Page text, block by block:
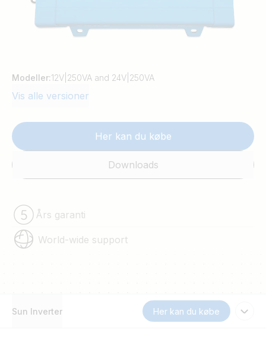
Modeller:12V|250VA and 24V|250VA
Vis alle versioner
Her kan du købe
Downloads
Års garanti
World-wide support
Sun Inverter Her kan du købe